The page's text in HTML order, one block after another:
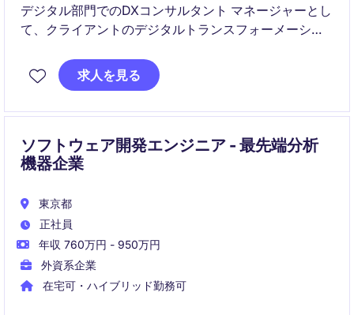
デジタル部門でのDXコンサルタント マネージャーとし
て、クライアントのデジタルトランスフォーメーショ
ただきます。ビジネスサービス業界におけるプロジェ
クトマネジメントとソリューション提供が主な役割で
求人を見る
ソフトウェア開発エンジニア - 最先端分析
機器企業
東京都
正社員
年収 760万円 - 950万円
外資系企業
在宅可・ハイブリッド勤務可